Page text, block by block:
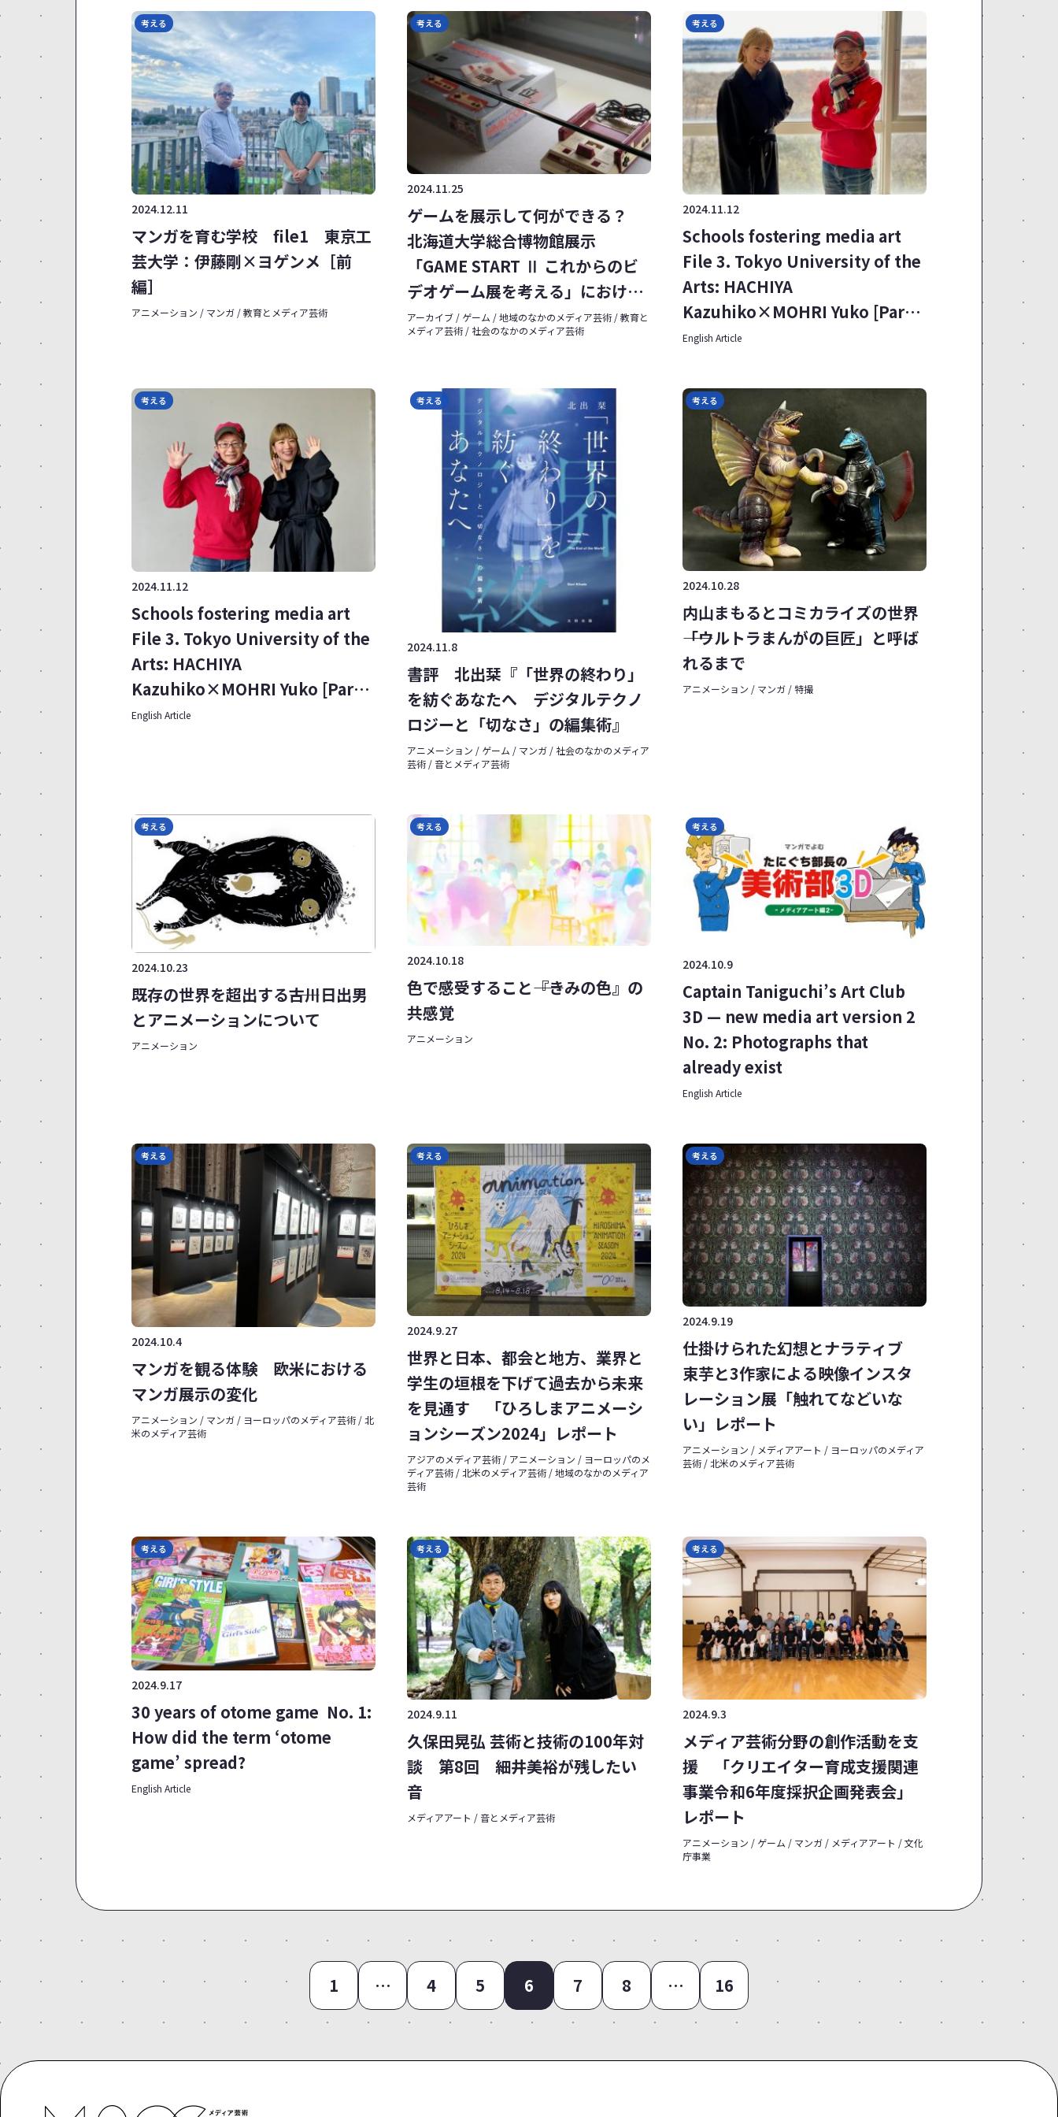
考える
2024.12.11
マンガを育む学校 file1 東京工
芸大学：伊藤剛×ヨゲンメ［前
編］
アニメーション / マンガ / 教育とメディア芸術
考える
2024.11.25
ゲームを展示して何ができる？
北海道大学総合博物館展示
「GAME START Ⅱ これからのビ
デオゲーム展を考える」における
展示評価実践を通して
アーカイブ / ゲーム / 地域のなかのメディア芸術 / 教育と
メディア芸術 / 社会のなかのメディア芸術
考える
2024.11.12
Schools fostering media art
File 3. Tokyo University of the
Arts: HACHIYA
Kazuhiko×MOHRI Yuko [Part
2]
English Article
考える
2024.11.12
Schools fostering media art
File 3. Tokyo University of the
Arts: HACHIYA
Kazuhiko×MOHRI Yuko [Part
1]
English Article
考える
2024.11.8
書評 北出栞『「世界の終わり」
を紡ぐあなたへ デジタルテクノ
ロジーと「切なさ」の編集術』
アニメーション / ゲーム / マンガ / 社会のなかのメディア
芸術 / 音とメディア芸術
考える
2024.10.28
内山まもるとコミカライズの世界
――「ウルトラまんがの巨匠」と呼ば
れるまで
アニメーション / マンガ / 特撮
考える
2024.10.23
既存の世界を超出する――古川日出男
とアニメーションについて
アニメーション
考える
2024.10.18
色で感受すること――『きみの色』の
共感覚
アニメーション
考える
2024.10.9
Captain Taniguchi’s Art Club
3D — new media art version 2
No. 2: Photographs that
already exist
English Article
考える
2024.10.4
マンガを観る体験 欧米における
マンガ展示の変化
アニメーション / マンガ / ヨーロッパのメディア芸術 / 北
米のメディア芸術
考える
2024.9.27
世界と日本、都会と地方、業界と
学生の垣根を下げて過去から未来
を見通す 「ひろしまアニメーシ
ョンシーズン2024」レポート
アジアのメディア芸術 / アニメーション / ヨーロッパのメ
ディア芸術 / 北米のメディア芸術 / 地域のなかのメディア
芸術
考える
2024.9.19
仕掛けられた幻想とナラティブ
束芋と3作家による映像インスタ
レーション展「触れてなどいな
い」レポート
アニメーション / メディアアート / ヨーロッパのメディア
芸術 / 北米のメディア芸術
考える
2024.9.17
30 years of otome game No. 1:
How did the term ‘otome
game’ spread?
English Article
考える
2024.9.11
久保田晃弘 芸術と技術の100年対
談 第8回 細井美裕が残したい
音
メディアアート / 音とメディア芸術
考える
2024.9.3
メディア芸術分野の創作活動を支
援 「クリエイター育成支援関連
事業令和6年度採択企画発表会」
レポート
アニメーション / ゲーム / マンガ / メディアアート / 文化
庁事業
1 … 4 5 6 7 8 … 16